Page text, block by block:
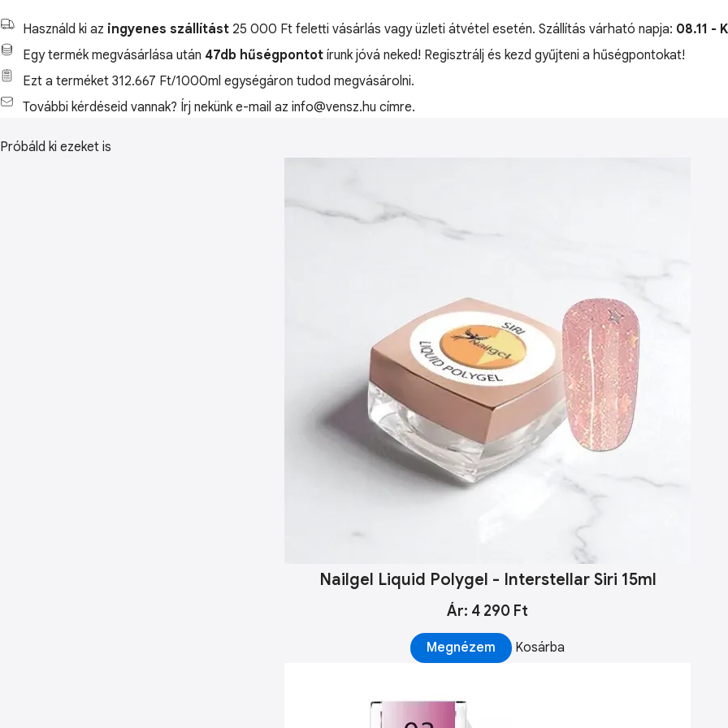
Használd ki az ingyenes szállítást 25 000 Ft feletti vásárlás vagy üzleti átvétel esetén. Szállítás várható napja: 08.11 -
Egy termék megvásárlása után 47db hűségpontot írunk jóvá neked! Regisztrálj és kezd gyűjteni a hűségpontokat!
Ezt a terméket 312.667 Ft/1000ml egységáron tudod megvásárolni.
További kérdéseid vannak? Írj nekünk e-mail az info@vensz.hu címre.
Próbáld ki ezeket is
Nailgel Liquid Polygel - Interstellar Siri 15ml
Ár: 4 290 Ft
Megnézem Kosárba